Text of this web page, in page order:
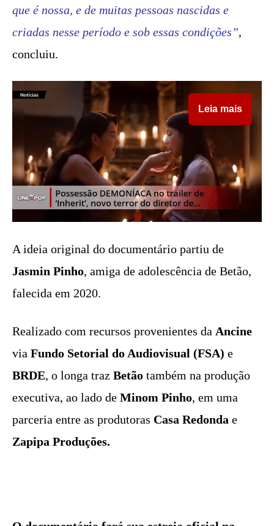
que é nossa, e de muitas pessoas nascidas e
criadas nesse período e sob essas condições”,
concluiu.
Leia mais
A ideia original do documentário partiu de
Jasmin Pinho, amiga de adolescência de Betão,
falecida em 2020.
Realizado com recursos provenientes da Ancine
via Fundo Setorial do Audiovisual (FSA) e
BRDE, o longa traz Betão também na produção
executiva, ao lado de Minom Pinho, em uma
parceria entre as produtoras Casa Redonda e
Zapipa Produções.